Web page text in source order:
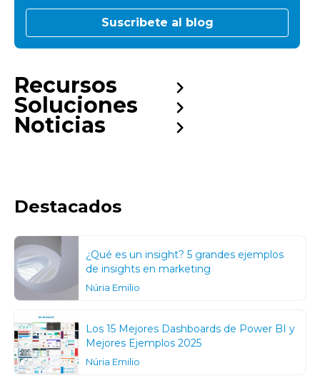
Recursos
Soluciones
Noticias
Destacados
¿Qué es un insight? 5 grandes ejemplos
de insights en marketing
Núria Emilio
Los 15 Mejores Dashboards de Power BI y
Mejores Ejemplos 2025
Núria Emilio